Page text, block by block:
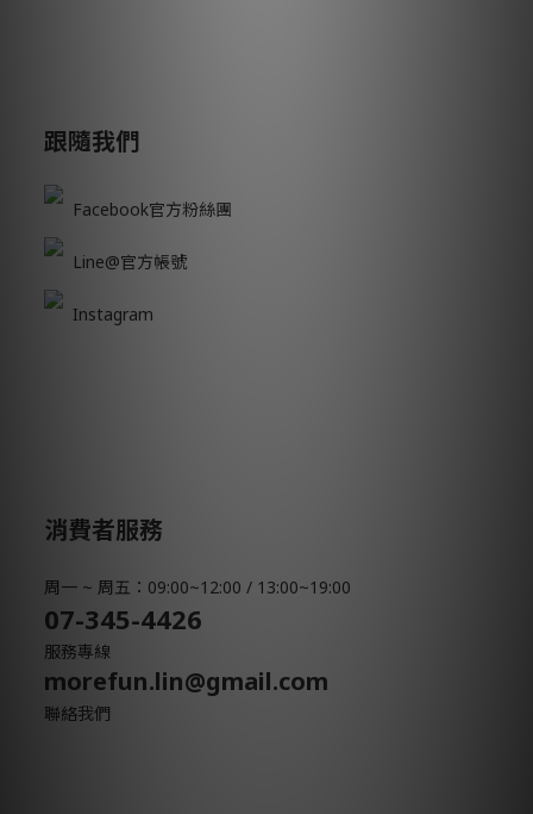
跟隨我們
Facebook官方粉絲團
Line@官方帳號
Instagram
消費者服務
周一 ~ 周五：09:00~12:00 / 13:00~19:00
07-345-4426
服務專線
morefun.lin@gmail.com
聯絡我們